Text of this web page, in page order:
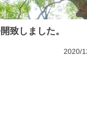
致しました。
2020/